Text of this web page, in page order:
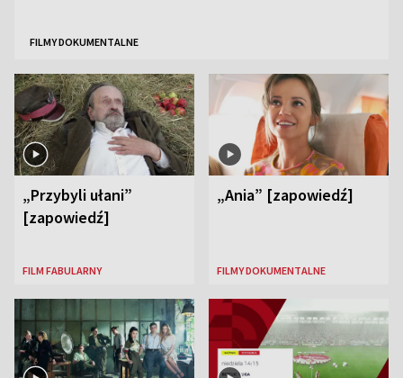
FILMY DOKUMENTALNE
„Przybyli ułani”
[zapowiedź]
FILM FABULARNY
„Ania” [zapowiedź]
FILMY DOKUMENTALNE